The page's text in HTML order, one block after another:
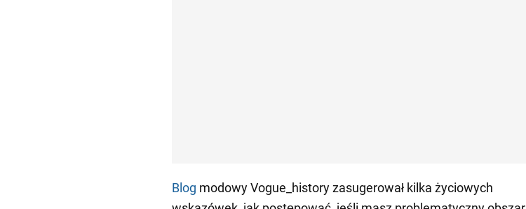
Blog modowy Vogue_history zasugerował kilka życiowych